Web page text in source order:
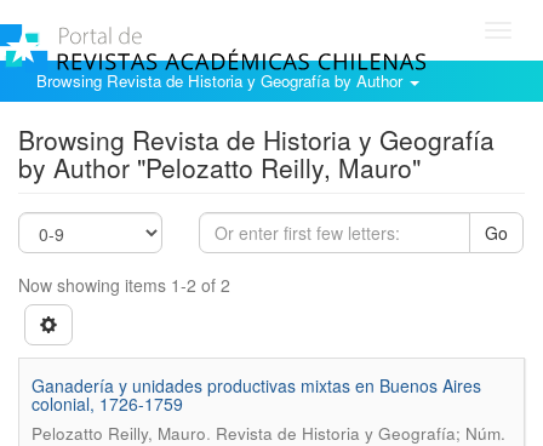
Browsing Revista de Historia y Geografía by Author
Browsing Revista de Historia y Geografía
by Author "Pelozatto Reilly, Mauro"
Go
Now showing items 1-2 of 2
Ganadería y unidades productivas mixtas en Buenos Aires
colonial, 1726-1759
Pelozatto Reilly, Mauro. Revista de Historia y Geografía; Núm.